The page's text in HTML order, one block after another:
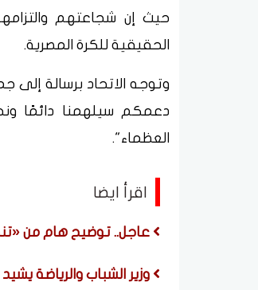
حيث إن شجاعتهم
الحقيقية للكرة المصرية.
وتوجه الاتحاد برسالة إلى
دعمكم سيلهمنا دائمًا
العظماء".
اقرأ ايضا
عاجل.. توضيح هام من
وزير الشباب والرياضة